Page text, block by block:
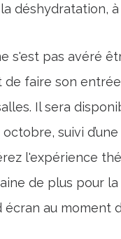
déshydratation,
s'est pas avéré
faire son
Il sera
suivi
l'expérience
de plus pour
écran au moment